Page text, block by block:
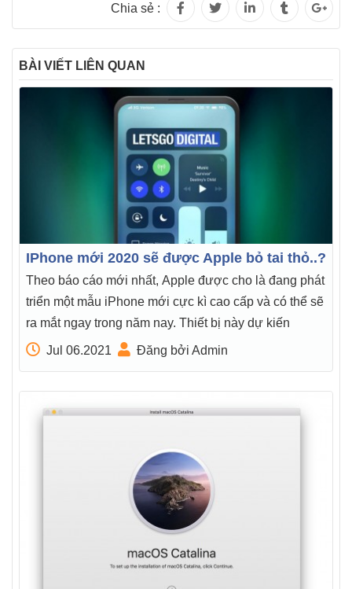
Chia sẻ :
BÀI VIẾT LIÊN QUAN
IPhone mới 2020 sẽ được Apple bỏ tai thỏ..?
Theo báo cáo mới nhất, Apple được cho là đang phát
triển một mẫu iPhone mới cực kì cao cấp và có thể sẽ
ra mắt ngay trong năm nay. Thiết bị này dự kiến
Jul 06.2021 Đăng bởi Admin